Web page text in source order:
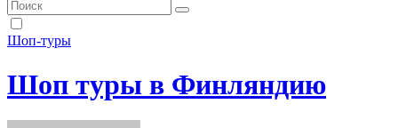
Шоп-туры
Шоп туры в Финляндию